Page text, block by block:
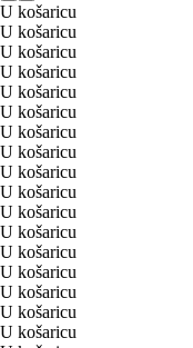
U košaricu
U košaricu
U košaricu
U košaricu
U košaricu
U košaricu
U košaricu
U košaricu
U košaricu
U košaricu
U košaricu
U košaricu
U košaricu
U košaricu
U košaricu
U košaricu
U košaricu